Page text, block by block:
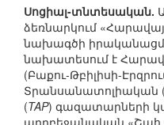
Սոցիալ-տնտեսական.
ձեռնարկում
նախագծի
նախատեսում է
(Բաքու-Թբիլիսի-
Տրանսանատոլիական (
(TAP) գազատարների